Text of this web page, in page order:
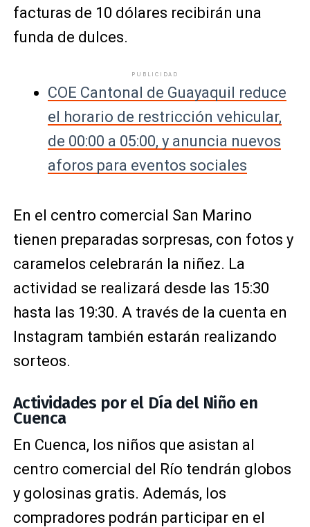
facturas de 10 dólares recibirán una
funda de dulces.
PUBLICIDAD
COE Cantonal de Guayaquil reduce
el horario de restricción vehicular,
de 00:00 a 05:00, y anuncia nuevos
aforos para eventos sociales
En el centro comercial San Marino
tienen preparadas sorpresas, con fotos y
caramelos celebrarán la niñez. La
actividad se realizará desde las 15:30
hasta las 19:30. A través de la cuenta en
Instagram también estarán realizando
sorteos.
Actividades por el Día del Niño en
Cuenca
En Cuenca, los niños que asistan al
centro comercial del Río tendrán globos
y golosinas gratis. Además, los
compradores podrán participar en el